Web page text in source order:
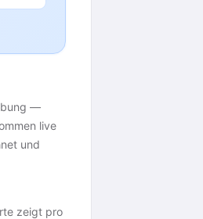
—
live
und
zeigt pro